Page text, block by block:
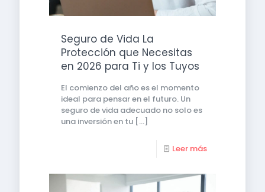
Seguro de Vida La
Protección que Necesitas
en 2026 para Ti y los Tuyos
El comienzo del año es el momento
ideal para pensar en el futuro. Un
seguro de vida adecuado no solo es
una inversión en tu […]
Leer más